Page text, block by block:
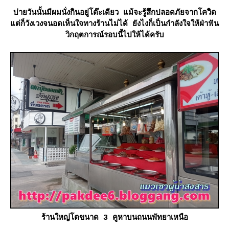
บ่ายวันนั้นมีผมนั่งกินอยู่โต๊ะเดียว แม้จะรู้สึกปลอดภัยจากโควิด
ต่ก็วังเวงจนอดเห็นใจทางร้านไม่ได้ ยังไงก็เป็นกำลังใจให้ฝ่าฟัน
วิกฤตการณ์รอบนี้ไปให้ได้ครับ
ร้านใหญ่โตขนาด 3 คูหาบนถนนพัทยาเหนือ